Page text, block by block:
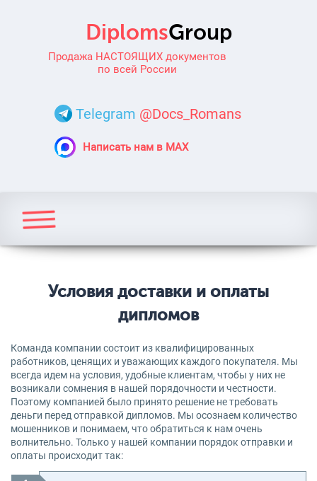
Продажа НАСТОЯЩИХ документов
по всей России
Telegram @Docs_Romans
Написать нам в MAX
Условия доставки и оплаты
дипломов
Команда компании состоит из квалифицированных
работников, ценящих и уважающих каждого покупателя. Мы
всегда идем на условия, удобные клиентам, чтобы у них не
возникали сомнения в нашей порядочности и честности.
Поэтому компанией было принято решение не требовать
деньги перед отправкой дипломов. Мы осознаем количество
мошенников и понимаем, что обратиться к нам очень
волнительно. Только у нашей компании порядок отправки и
оплаты происходит так: